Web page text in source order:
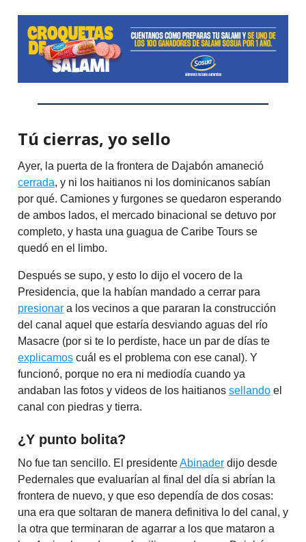
Tú cierras, yo sello
Ayer, la puerta de la frontera de Dajabón amaneció
cerrada, y ni los haitianos ni los dominicanos sabían
por qué. Camiones y furgones se quedaron esperando
de ambos lados, el mercado binacional se detuvo por
completo, y hasta una guagua de Caribe Tours se
quedó en el limbo.
Después se supo, y esto lo dijo el vocero de la
Presidencia, que la habían mandado a cerrar para
presionar a los vecinos a que pararan la construcción
del canal aquel que estaría desviando aguas del río
Masacre (por si te lo perdiste, hace un par de días te
explicamos cuál es el problema con ese canal). Y
funcionó, porque no era ni mediodía cuando ya
andaban las fotos y videos de los haitianos sellando el
canal con piedras y tierra.
¿Y punto bolita?
No fue tan sencillo. El presidenteAbinader dijo desde
Pedernales que evaluarían al final del día si abrían la
frontera de nuevo, y que eso dependía de dos cosas:
una era que soltaran de manera definitiva lo del canal, y
la otra que terminaran de agarrar a los que mataron a